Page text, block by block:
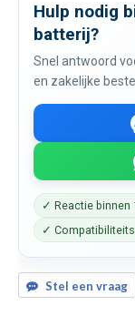
Hulp nodig
batterij?
Snel antwoord
en zakelijke
✓ Reactie binnen
✓
Stel een vraag